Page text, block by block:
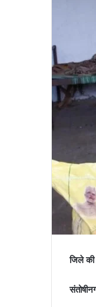
जिले की